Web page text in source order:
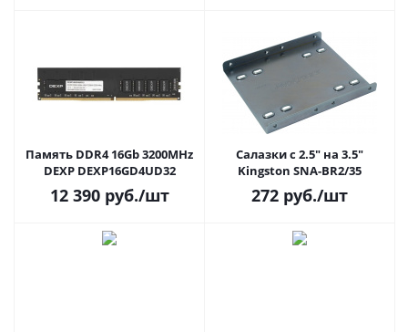
Память DDR4 16Gb 3200MHz
DEXP DEXP16GD4UD32
12 390руб./шт
Салазки с 2.5" на 3.5"
Kingston SNA-BR2/35
272 руб./шт